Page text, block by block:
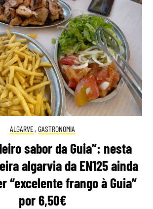
ALGARVE, GASTRONOMIA
sabor da Guia”: nesta
algarvia da EN125 ainda
“excelente frango à Guia”
por 6,50€